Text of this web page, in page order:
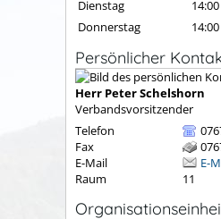
Dienstag
Donnerstag
Persönlicher
Herr PeterSchelshorn
Verbandsvorsitzender
Telefon
Fax
E-Mail
E-
Raum
11